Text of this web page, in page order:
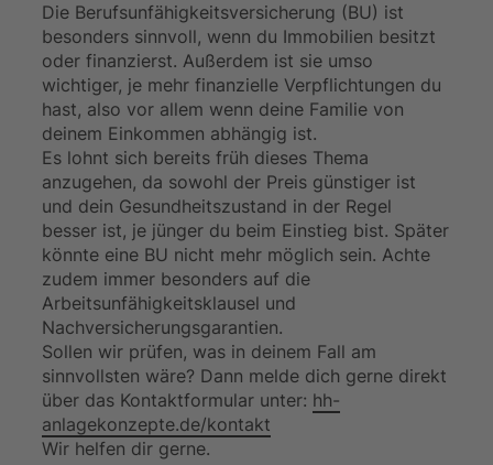
Die Berufsunfähigkeitsversicherung (BU) ist
besonders sinnvoll, wenn du Immobilien besitzt
oder finanzierst. Außerdem ist sie umso
wichtiger, je mehr finanzielle Verpflichtungen du
hast, also vor allem wenn deine Familie von
deinem Einkommen abhängig ist.
Es lohnt sich bereits früh dieses Thema
anzugehen, da sowohl der Preis günstiger ist
und dein Gesundheitszustand in der Regel
besser ist, je jünger du beim Einstieg bist. Später
könnte eine BU nicht mehr möglich sein. Achte
zudem immer besonders auf die
Arbeitsunfähigkeitsklausel und
Nachversicherungsgarantien.
Sollen wir prüfen, was in deinem Fall am
sinnvollsten wäre? Dann melde dich gerne direkt
über das Kontaktformular unter: hh-
anlagekonzepte.de/kontakt
Wir helfen dir gerne.